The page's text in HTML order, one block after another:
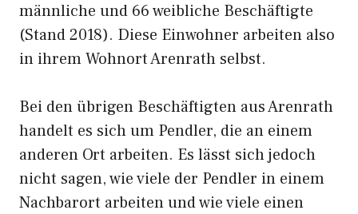
männliche und 66 weibliche Beschäftigte
(Stand 2018). Diese Einwohner arbeiten also
in ihrem Wohnort Arenrath selbst.
Bei den übrigen Beschäftigten aus Arenrath
handelt es sich um Pendler, die an einem
anderen Ort arbeiten. Es lässt sich jedoch
nicht sagen, wie viele der Pendler in einem
Nachbarort arbeiten und wie viele einen